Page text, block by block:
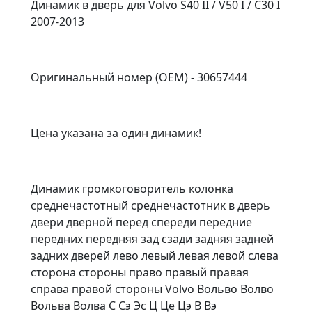
Динамик в дверь для Volvo S40 II / V50 I / C30 I
2007-2013
Оригинальный номер (OEM) - 30657444
Цена указана за один динамик!
Динамик громкоговоритель колонка
среднечастотный среднечастотник в дверь
двери дверной перед спереди передние
передних передняя зад сзади задняя задней
задних дверей лево левый левая левой слева
сторона стороны право правый правая
справа правой стороны Volvo Вольво Волво
Вольва Волва С Сэ Эс Ц Це Цэ В Вэ